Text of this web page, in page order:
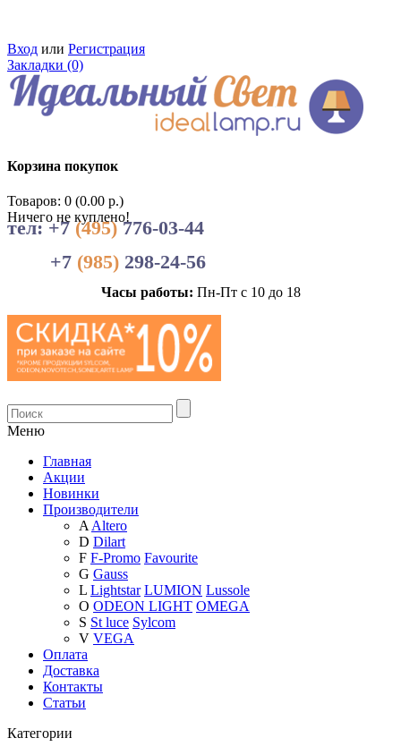
Вход или Регистрация
Закладки (0)
Корзина покупок
Товаров: 0 (0.00 р.)
Ничего не куплено!
тел: +7(495)776-03-44
+7 (985) 298-24-56
Часы работы: Пн-Пт с 10 до 18
Меню
Главная
Акции
Новинки
Производители
AAltero
D Dilart
F F-Promo Favourite
G Gauss
L Lightstar LUMION Lussole
O ODEON LIGHT OMEGA
S St luce Sylcom
V VEGA
Оплата
Доставка
Контакты
Статьи
Категории